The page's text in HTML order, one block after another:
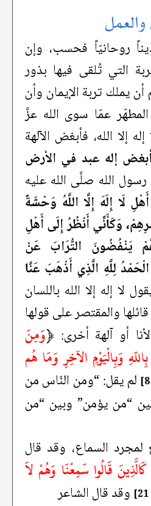
روحانيّاً فحسب، وإن
التي تُلقى فيها بذور
أن يملك تربة الإيمان وأن
عمّا سوى الله عزَّ
إلا الله، فأبغض الآلهة
إله عبد في الأرض
الله صلَّى الله عليه
لَا إِلَهَ إِلَّا اللَّهُ وَحْشَةٌ
وَكَأَنِّي أَنْظُرُ إِلَى أَهْلِ
يَنْفُضُونَ التُّرَابَ عَنْ
لِلَّهِ الَّذِي أَذْهَبَ عَنَّا
لا إله إلا الله باللسان
والمقتصر على قولها
أو آلهة أخرى: ﴿وَمِنَ
وَبِالْيَوْمِ الآخِرِ وَمَا هُم
لم يقل: “ومن النّاس من
“من يؤمن” وبين “من
السماع، وقد قال
قَالُوا سَمِعْنَا وَهُمْ لاَ
وقد قال الشاعر